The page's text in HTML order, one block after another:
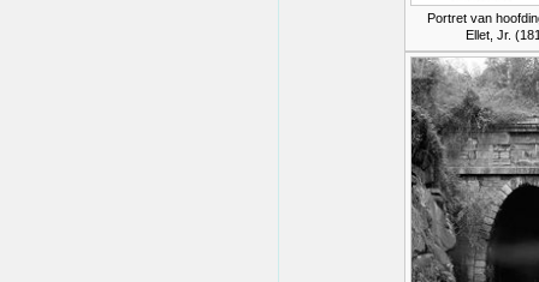
Portret van
Ellet, Jr.